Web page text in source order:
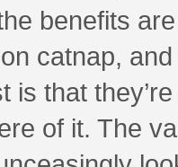
benefits
catnap,
is that
of it. The